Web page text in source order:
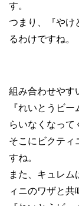
す。
つまり、『やけ
るわけですね。
組み合わせやす
『れいとうビ
らいなくなって
そこにビクティ
すね。
また、キュレ
ィニのワザと共